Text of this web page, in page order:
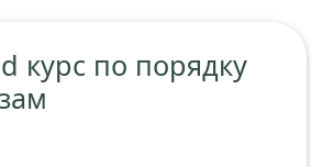
курс по порядку